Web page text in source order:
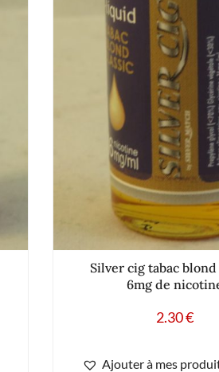
Silver cig tabac
6mg de
2.30€
Ajouter à mes